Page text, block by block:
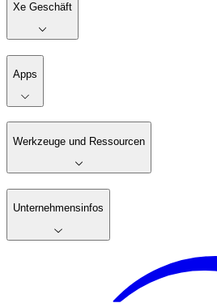
Xe Geschäft
Apps
Werkzeuge und Ressourcen
Unternehmensinfos